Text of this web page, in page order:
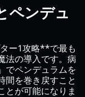
ペンデュ
ー1攻略**で最も
法の導入です。病
でペンデュラムを
間を巻き戻すこと
とが可能になりま